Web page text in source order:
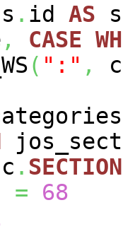
s . id AS
, CASE
( ":" , c
c . SECTION
=
68